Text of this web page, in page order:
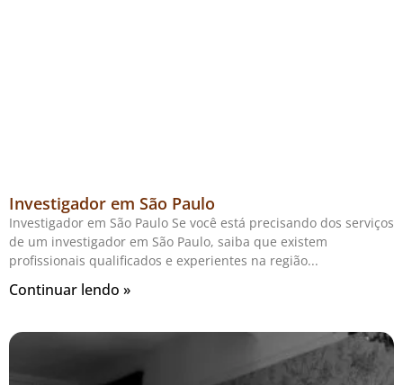
Investigador em São Paulo
Investigador em São Paulo Se você está precisando dos serviços
de um investigador em São Paulo, saiba que existem
profissionais qualificados e experientes na região
Continuar lendo »